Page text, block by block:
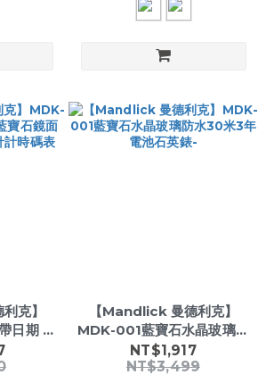
克】
日期 藍
電池
【Mandlick 曼德利克】
MDK-001藍寶石水晶玻璃防
水30米3年電池石英錶-
NT$1,917
NT$3,499